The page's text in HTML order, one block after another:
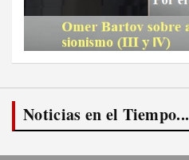
Noticias en el Tiempo...